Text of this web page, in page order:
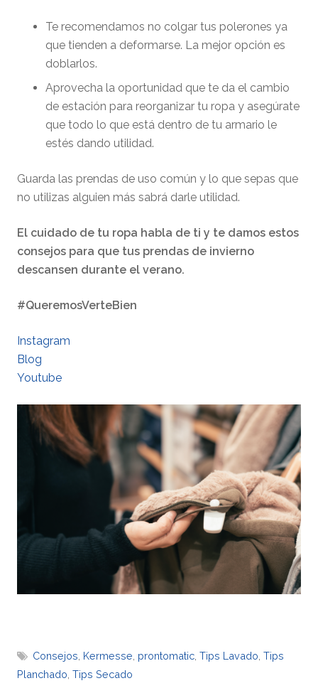
Te recomendamos no colgar tus polerones ya
que tienden a deformarse. La mejor opción es
doblarlos.
Aprovecha la oportunidad que te da el cambio
de estación para reorganizar tu ropa y asegúrate
que todo lo que está dentro de tu armario le
estés dando utilidad.
Guarda las prendas de uso común y lo que sepas que
no utilizas alguien más sabrá darle utilidad.
El cuidado de tu ropa habla de ti y te damos estos
consejos para que tus prendas de invierno
descansen durante el verano.
#QueremosVerteBien
Instagram
Blog
Youtube
Consejos Kermesse prontomatic ,Tips Lavado ,Tips
Planchado Tips Secado